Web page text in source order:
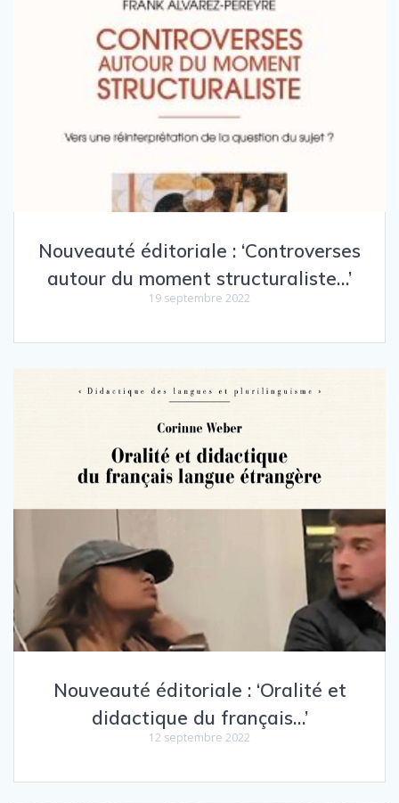
Nouveauté éditoriale : ‘Controverses
autour du moment structuraliste…’
19 septembre 2022
Nouveauté éditoriale : ‘Oralité et
didactique du français…’
12 septembre 2022